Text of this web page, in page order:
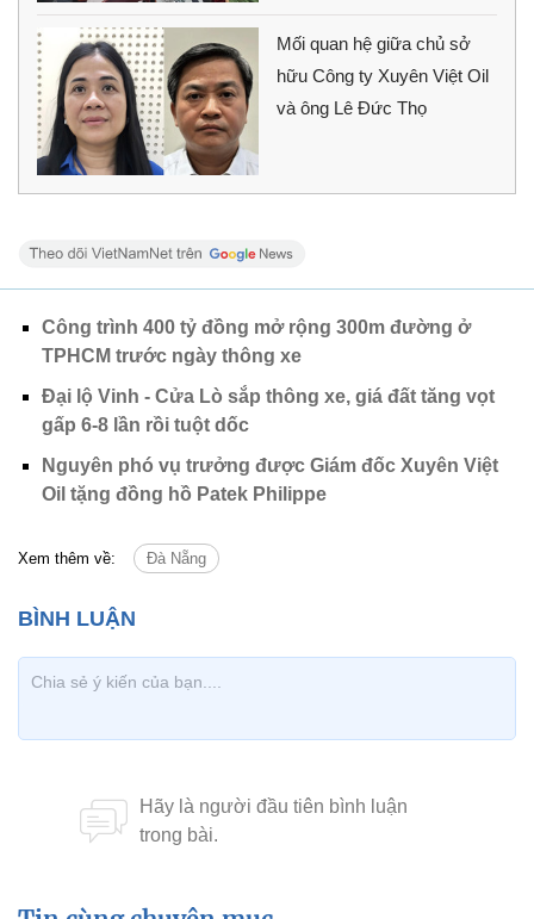
Mối quan hệ giữa chủ sở
hữu Công ty Xuyên Việt Oil
và ông Lê Đức Thọ
Công trình 400 tỷ đồng mở rộng 300m đường ở
TPHCM trước ngày thông xe
Đại lộ Vinh - Cửa Lò sắp thông xe, giá đất tăng vọt
gấp 6-8 lần rồi tuột dốc
Nguyên phó vụ trưởng được Giám đốc Xuyên Việt
Oil tặng đồng hồ Patek Philippe
Xem thêm về: Đà Nẵng